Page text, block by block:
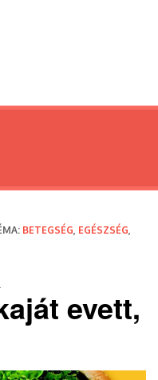
BETEGSÉG EGÉSZSÉG
evett,